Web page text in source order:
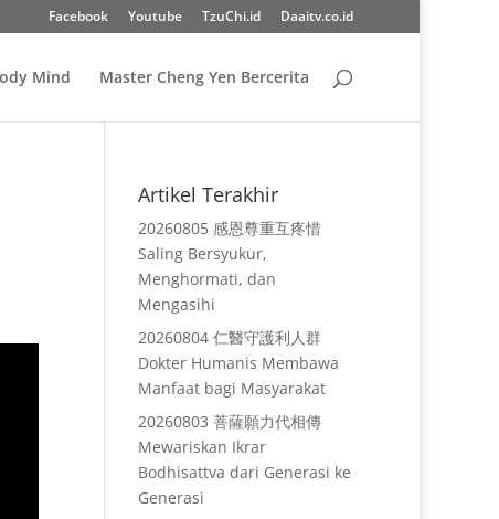
Facebook Youtube TzuChi.id Daaitv.co.id
Mind Master Cheng Yen Bercerita
Artikel Terakhir
20260805 感恩尊重互疼惜
Saling Bersyukur,
Menghormati, dan
Mengasihi
20260804 仁醫守護利人群
Dokter Humanis Membawa
Manfaat bagi Masyarakat
20260803 菩薩願力代相傳
Mewariskan Ikrar
Bodhisattva dari Generasi ke
Generasi